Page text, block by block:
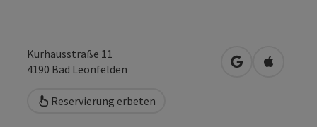
Kurhausstraße 11
4190 Bad Leonfelden in Googlein Apple
Reservierung erbeten